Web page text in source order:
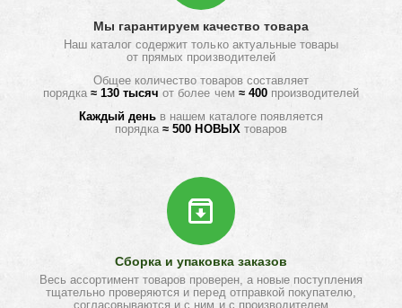
Мы гарантируем качество товара
Наш каталог содержит только актуальные товары
от прямых производителей
Общее количество товаров составляет
порядка≈ 130 тысяч от более чем ≈ 400 производителей
Каждый деньв нашем каталоге появляется
порядка≈ 500 НОВЫХ товаров
Сборка и упаковка заказов
Весь ассортимент товаров проверен, а новые поступления
тщательно проверяются и перед отправкой покупателю,
согласовываются и с ним и с производителем